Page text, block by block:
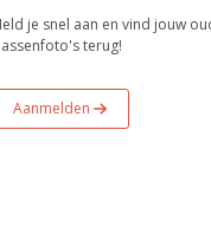
je snel aan en vind jouw
terug!
Aanmelden